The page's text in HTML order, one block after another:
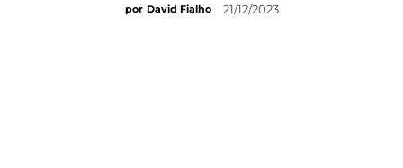
por David Fialho 21/12/2023